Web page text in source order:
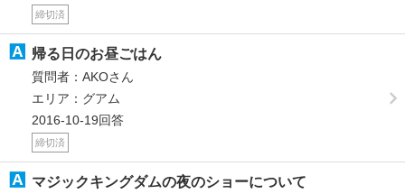
締切済
帰る日のお昼ごはん
質問者：AKOさん
エリア：グアム
2016-10-19回答
締切済
マジックキングダムの夜のショーについて